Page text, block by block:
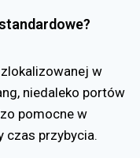
w
niedaleko portów
pomocne w
czas przybycia.